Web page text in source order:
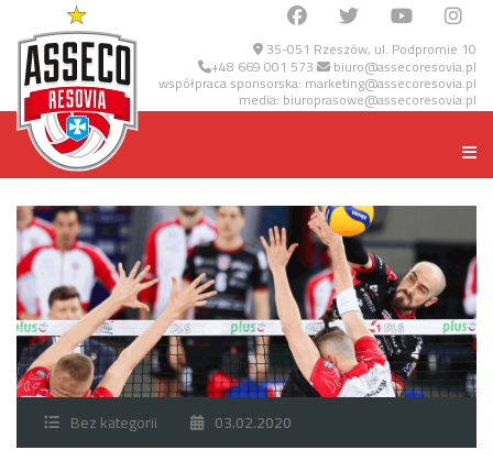
35-051 Rzeszów, ul. Podpromie 10
+48 669 001 573 biuro@assecoresovia.pl
współpraca sponsorska: marketing@assecoresovia.pl
media: biuroprasowe@assecoresovia.pl
Bez kategorii 03.02.2020